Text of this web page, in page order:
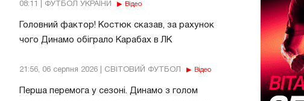
08:11 | ФУТБОЛ УКРАЇНИ Відео
Головний фактор! Костюк сказав, за рахунок
чого Динамо обіграло Карабах в ЛК
21:56, 06 серпня 2026 | СВІТОВИЙ ФУТБОЛ Відео
Перша перемога у сезоні. Динамо з голом